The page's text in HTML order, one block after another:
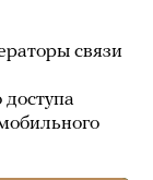
связи